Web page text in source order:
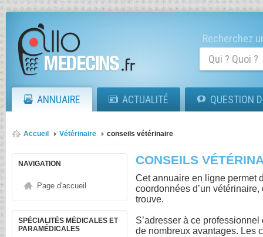
Recherchez
ANNUAIRE ACTUALITÉ QUESTION
Accueil Vétérinaire conseils vétérinaire
NAVIGATION
Page d'accueil
SPÉCIALITÉS MÉDICALES ET
PARAMÉDICALES
CONSEILS
Cet annuaire en ligne permet
coordonnées d’un
trouve.
S’adresser à ce
de nombreux avantages. Les